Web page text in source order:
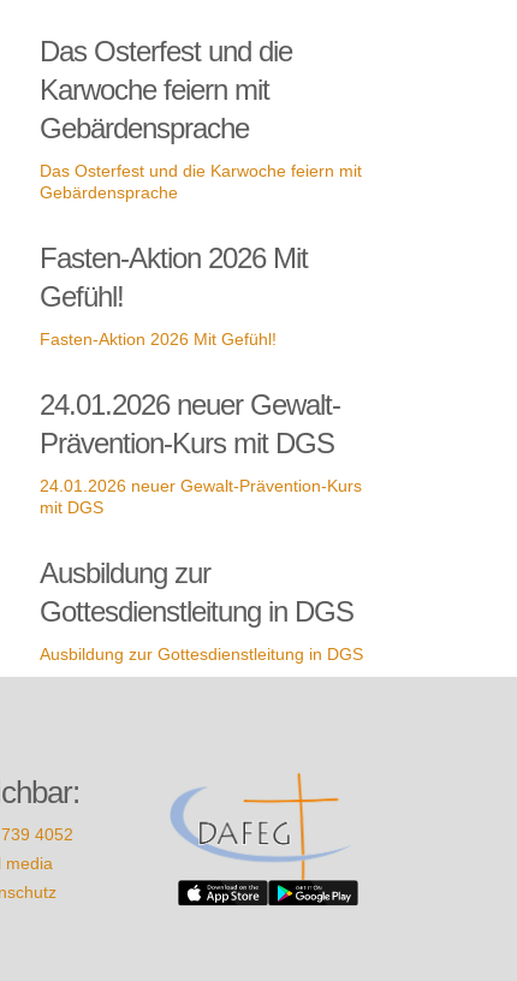
Das Osterfest und die
Karwoche feiern mit
Gebärdensprache
Das Osterfest und die Karwoche feiern mit
Gebärdensprache
Fasten-Aktion 2026 Mit
Gefühl!
Fasten-Aktion 2026 Mit Gefühl!
24.01.2026 neuer Gewalt-
Prävention-Kurs mit DGS
24.01.2026 neuer Gewalt-Prävention-Kurs
mit DGS
Ausbildung zur
Gottesdienstleitung in DGS
Ausbildung zur Gottesdienstleitung in DGS
4052
media